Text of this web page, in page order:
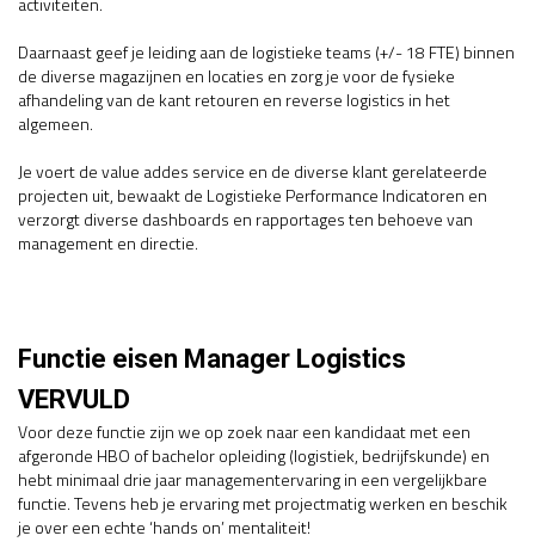
Daarnaast geef je leiding aan de logistieke teams (+/- 18 FTE) binnen
de diverse magazijnen en locaties en zorg je voor de fysieke
afhandeling van de kant retouren en reverse logistics in het
algemeen.
Je voert de value addes service en de diverse klant gerelateerde
projecten uit, bewaakt de Logistieke Performance Indicatoren en
verzorgt diverse dashboards en rapportages ten behoeve van
management en directie.
Functie eisen Manager Logistics
VERVULD
Voor deze functie zijn we op zoek naar een kandidaat met een
afgeronde HBO of bachelor opleiding (logistiek, bedrijfskunde) en
hebt minimaal drie jaar managementervaring in een vergelijkbare
functie. Tevens heb je ervaring met projectmatig werken en beschik
je over een echte ‘hands on’ mentaliteit!